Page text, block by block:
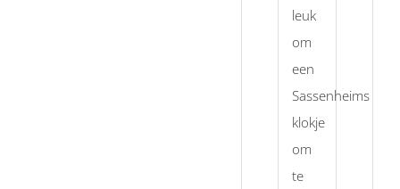
leuk
om
een
Sassenheims
klokje
om
te